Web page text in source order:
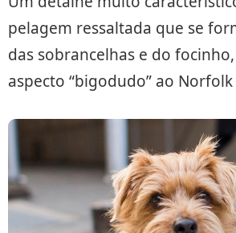
pelagem ressaltada que se
das sobrancelhas e do
aspecto “bigodudo” ao Norfolk